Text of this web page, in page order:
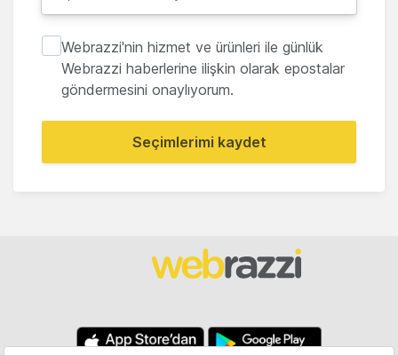
Webrazzi'nin hizmet ve ürünleri ile günlük
Webrazzi haberlerine ilişkin olarak epostalar
göndermesini onaylıyorum.
Seçimlerimi kaydet